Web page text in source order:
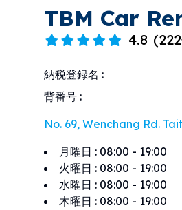
TBM Car
4.8 (
納税登録名 :
背番号 :
No. 69, Wenchang Rd.
月曜日 : 08:00 - 19:00
火曜日 : 08:00 - 19:00
水曜日 : 08:00 - 19:00
木曜日 : 08:00 - 19:00